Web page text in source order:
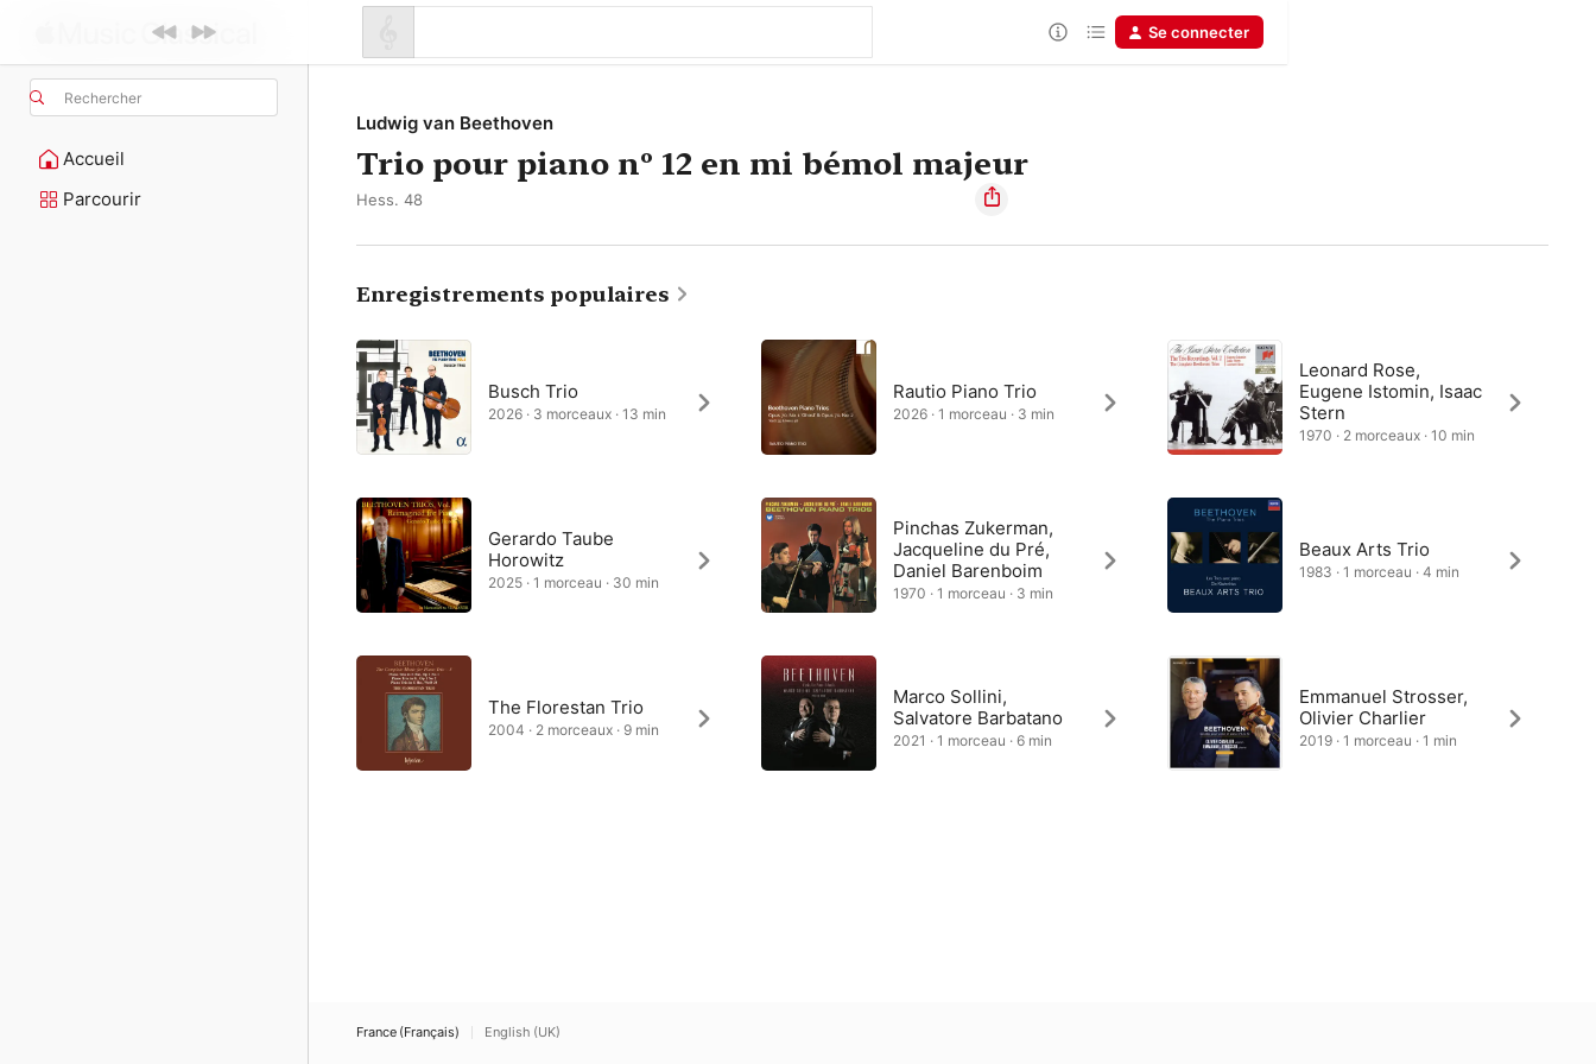
Rechercher
Accueil
Parcourir
Se connecter
Ludwig van Beethoven
Trio pour piano nº 12 en mi bémol majeur
Hess. 48
Enregistrements populaires
Busch Trio
2026 · 3 morceaux · 13 min
Gerardo Taube
Horowitz
2025 · 1 morceau · 30 min
The Florestan Trio
2004 · 2 morceaux · 9 min
Rautio Piano Trio
2026 · 1 morceau · 3 min
Pinchas Zukerman,
Jacqueline du Pré,
Daniel Barenboim
1970 · 1 morceau · 3 min
Marco Sollini,
Salvatore Barbatano
2021 · 1 morceau · 6 min
Leonard Rose,
Eugene Istomin, Isaac
Stern
1970 · 2 morceaux · 10 min
Beaux Arts Trio
1983 · 1 morceau · 4 min
Emmanuel Strosser,
Olivier Charlier
2019 · 1 morceau · 1 min
France (Français) English (UK)